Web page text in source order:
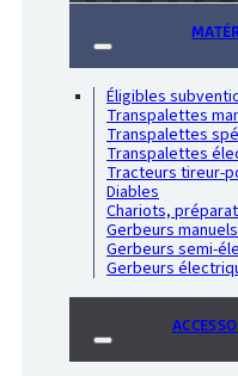
Éligibles
Transpalettes
Transpalettes
Transpalettes
Tracteurs tireur-
Diables
Chariots,
Gerbeurs manuels
Gerbeurs semi-
Gerbeurs